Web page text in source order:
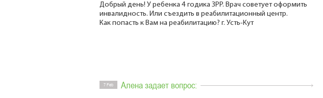
Добрый день! У ребенка 4 годика ЗРР. Врач советует оформить
инвалидность. Или съездить в реабилитационный центр.
Как попасть к Вам на реабилитацию? г. Усть-Кут
7 Feb Алена задает вопрос: